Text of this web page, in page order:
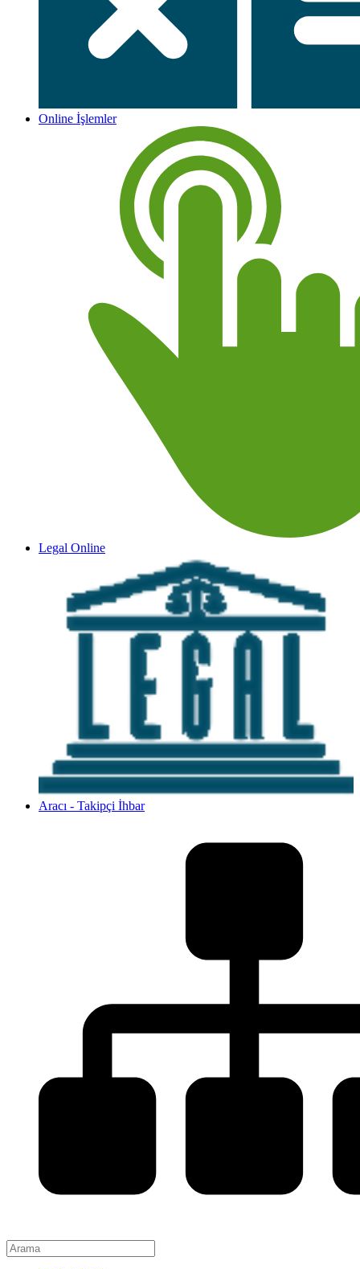
Online İşlemler
Legal Online
Aracı - Takipçi İhbar